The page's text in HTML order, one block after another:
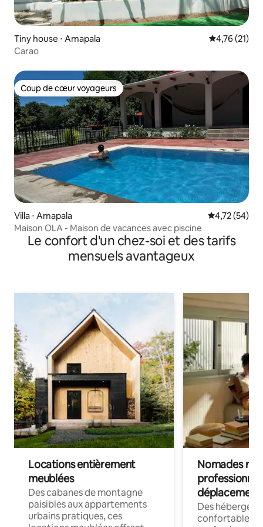
Tiny house ⋅ Amapala Évaluation
4,76 (21)
Carao
Coup de cœur voyageurs
Coup de cœur voyageurs
Villa ⋅ Amapala Évaluation
4,72 (54)
Maison OLA - Maison de vacances avec piscine
Le confort d'un chez-soi et des tarifs
mensuels avantageux
Locations entièrement
meublées
Des cabanes de montagne
paisibles aux appartements
urbains pratiques, ces
Nomades
déplacement
Des
confortables